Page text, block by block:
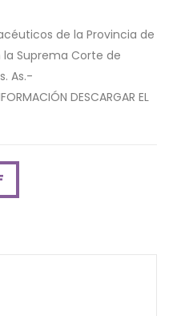
de la Provincia de
la Suprema Corte de
As.-
DESCARGAR EL